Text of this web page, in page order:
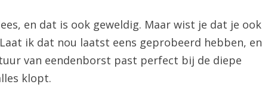
en dat is ook geweldig. Maar wist je dat je ook
ik dat nou laatst eens geprobeerd hebben, en
van eendenborst past perfect bij de diepe
klopt.